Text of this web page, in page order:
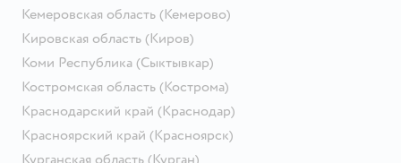
Кемеровская область (Кемерово)
Кировская область (Киров)
Коми Республика (Сыктывкар)
Костромская область (Кострома)
Краснодарский край (Краснодар)
Красноярский край (Красноярск)
Курганская область (Курган)